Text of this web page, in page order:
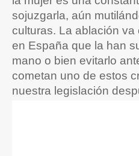
sojuzgarla, aún
culturas. La ablación
en España que la han
mano o bien evitarlo
cometan uno de estos
nuestra legislación